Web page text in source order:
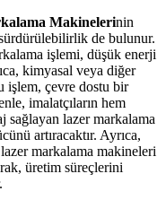
Makinelerinin
de bulunur.
işlemi, düşük enerji
kimyasal veya diğer
işlem, çevre dostu bir
imalatçıların hem
sağlayan lazer markalama
artıracaktır. Ayrıca,
markalama makineleri
üretim süreçlerini